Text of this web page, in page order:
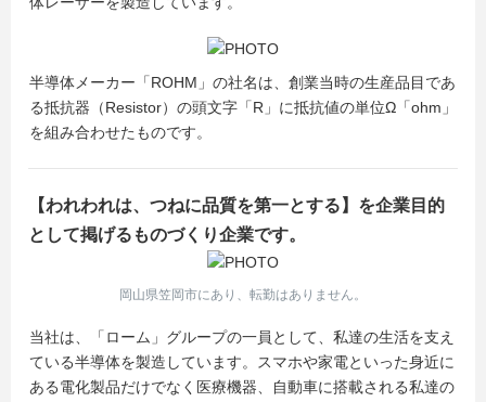
半導体メーカー「ROHM」の社名は、創業当時の生産品目であ
る抵抗器（Resistor）の頭文字「R」に抵抗値の単位Ω「ohm」
を組み合わせたものです。
【われわれは、つねに品質を第一とする】を企業目的
として掲げるものづくり企業です。
岡山県笠岡市にあり、転勤はありません。
当社は、「ローム」グループの一員として、私達の生活を支え
ている半導体を製造しています。スマホや家電といった身近に
ある電化製品だけでなく医療機器、自動車に搭載される私達の